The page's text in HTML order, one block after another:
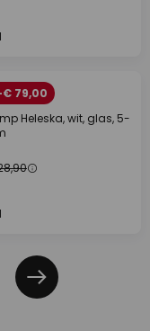
79,00
Heleska, wit, glas, 5-
Volgende